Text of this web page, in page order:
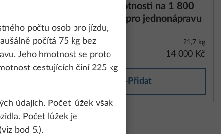
and process
can find more
details" link.
5,7 kg
27 600 Kč
přípustné hmotnosti na 1 800
kg, s úpravou pro jednonápravu
21,7 kg
14 000 Kč
Přidat
počtu osob pro jízdu,
počítá 75 kg bez
Jeho hmotnost se proto
cestujících činí 225 kg
údajích. Počet lůžek však
Počet lůžek je
bod 5.).